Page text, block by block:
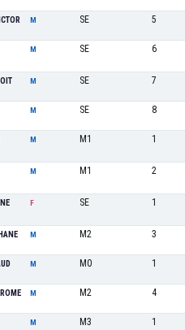
M SE 5
M SE 6
M SE 7
M SE 8
M M1 1
M M1 2
F SE 1
M M2 3
M M0 1
M M2 4
M M3 1